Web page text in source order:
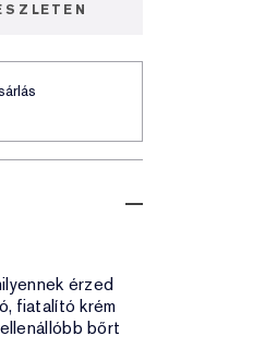
érzed
fiatalító krém
bőrt